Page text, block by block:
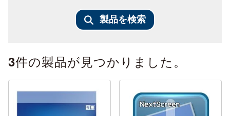
製品を検索
3件の製品が見つかりました。